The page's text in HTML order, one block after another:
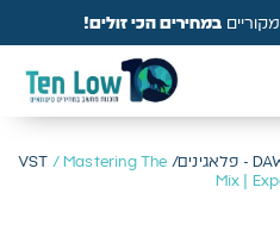
מקורייםבמחירים הכי זולים!
/ Mastering The
Mix |